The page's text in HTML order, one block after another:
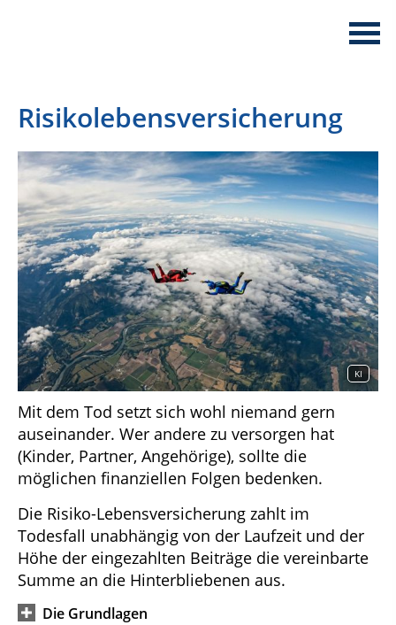
Risikolebensversicherung
KI
Mit dem Tod setzt sich wohl niemand gern
auseinander. Wer andere zu versorgen hat
(Kinder, Partner, Angehörige), sollte die
möglichen finanziellen Folgen bedenken.
Die Risiko-Lebensversicherung zahlt im
Todesfall unabhängig von der Laufzeit und der
Höhe der eingezahlten Beiträge die vereinbarte
Summe an die Hinterbliebenen aus.
Die Grundlagen